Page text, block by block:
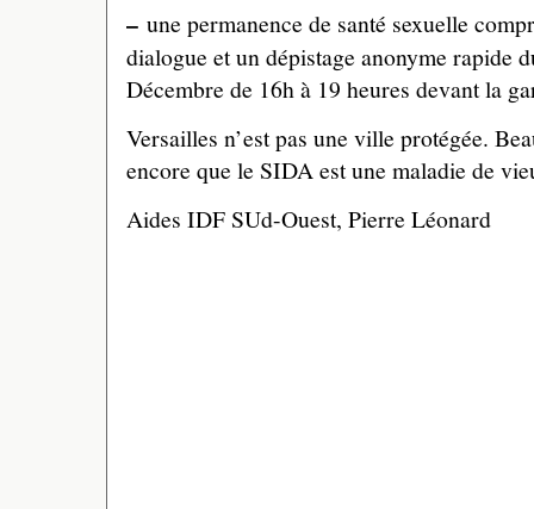
– une permanence de santé sexuelle
dialogue et un dépistage anonyme rapide
Décembre de 16h à 19 heures devant la
Versailles n’est pas une ville protégée.
encore que le SIDA est une maladie de
Aides IDF SUd-Ouest, Pierre Léonard